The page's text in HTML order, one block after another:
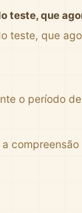
teste, que
teste, que
o período